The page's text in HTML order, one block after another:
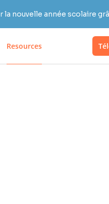
la nouvelle année scolaire
Resources